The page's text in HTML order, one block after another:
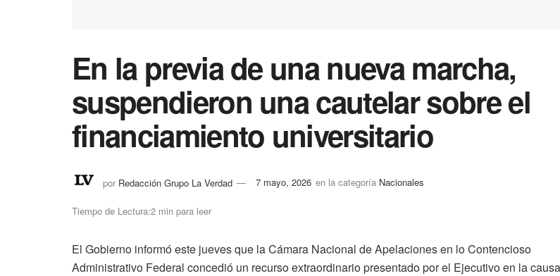
En la previa de una nueva marcha,
suspendieron una cautelar sobre el
financiamiento universitario
por Redacción Grupo La Verdad 7 mayo, 2026 en la categoría Nacionales
Tiempo de Lectura:2 min para leer
El Gobierno informó este jueves que la Cámara Nacional de Apelaciones en lo Contencioso
Administrativo Federal concedió un recurso extraordinario presentado por el Ejecutivo en la causa